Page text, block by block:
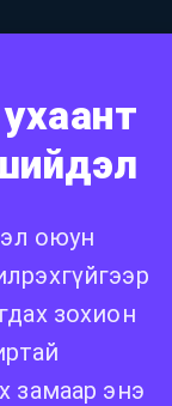
оюун
зохион
замаар энэ